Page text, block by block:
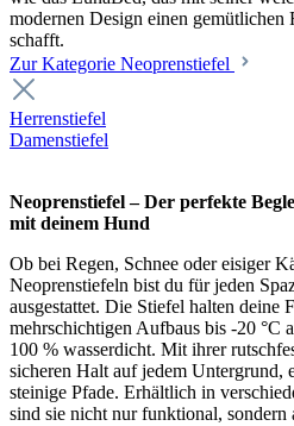
modernen Design einen
schafft.
Zur Kategorie Neoprenstiefel
Herrenstiefel
Damenstiefel
Neoprenstiefel – Der perfekte
mit deinem Hund
Ob bei Regen, Schnee oder eisiger
Neoprenstiefeln bist du für jeden
ausgestattet. Die Stiefel halten deine
mehrschichtigen Aufbaus bis -20 °C
100 % wasserdicht. Mit ihrer
sicheren Halt auf jedem Untergrund,
steinige Pfade. Erhältlich in
sind sie nicht nur funktional, sondern